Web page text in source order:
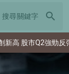
search
彈 日本